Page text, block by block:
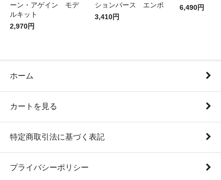
ーン・アゲイン モデ
ルキット
2,970円
ションバース エンボ
3,410円
6,490円
ホーム
カートを見る
特定商取引法に基づく表記
プライバシーポリシー